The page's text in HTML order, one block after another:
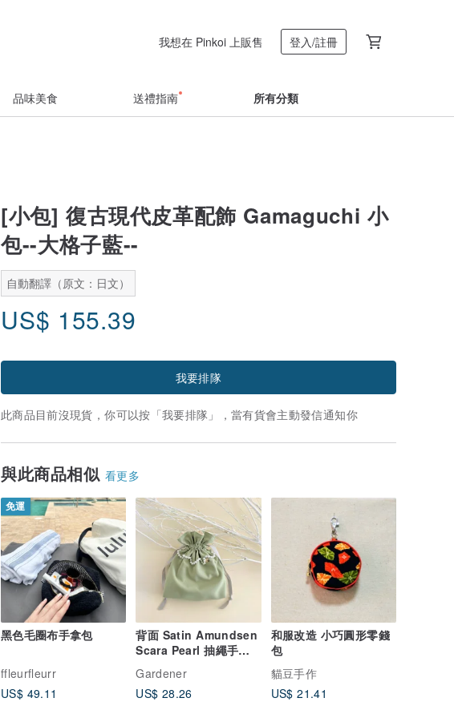
我想在 Pinkoi 上販售 登入/註冊
品味美食 送禮指南 所有分類
[小包] 復古現代皮革配飾 Gamaguchi 小
包--大格子藍--
自動翻譯（原文：日文）
US$ 155.39
我要排隊
此商品目前沒現貨，你可以按「我要排隊」，當有貨會主動發信通知你
與此商品相似 看更多
免運
黑色毛圈布手拿包
ffleurfleurr
US$ 49.11
背面 Satin Amundsen
Scara Pearl 抽繩手拿
包 葉綠
Gardener
US$ 28.26
和服改造 小巧圓形零錢
包
貓豆手作
US$ 21.41